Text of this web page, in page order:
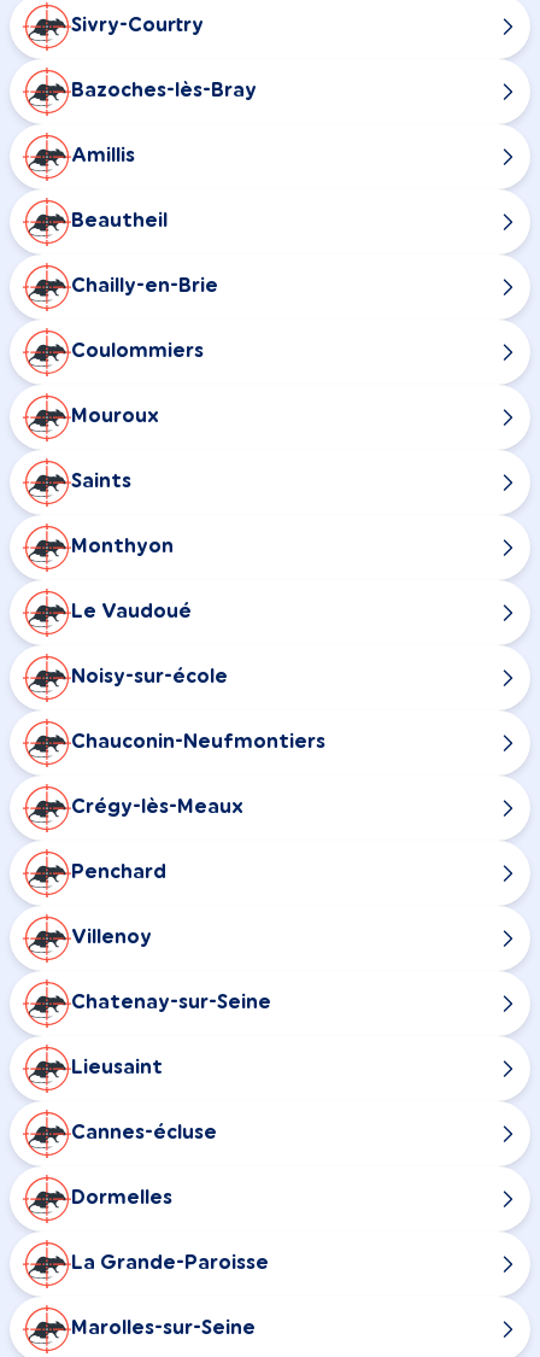
Sivry-Courtry
Bazoches-lès-Bray
Amillis
Beautheil
Chailly-en-Brie
Coulommiers
Mouroux
Saints
Monthyon
Le Vaudoué
Noisy-sur-école
Chauconin-Neufmontiers
Crégy-lès-Meaux
Penchard
Villenoy
Chatenay-sur-Seine
Lieusaint
Cannes-écluse
Dormelles
La Grande-Paroisse
Marolles-sur-Seine